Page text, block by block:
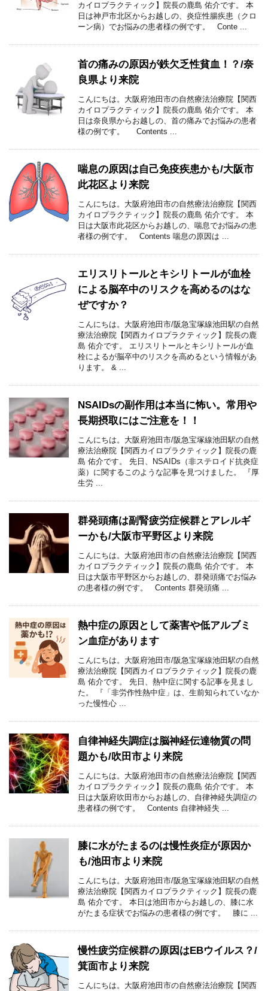
カイロプラクティック】院長の鹿島 佑介です。 本
日は神戸市北区からお越しの、炎症性腸疾患（クロ
ーン病）でお悩みの患者様の例です。 Conte ...
首の痛みの原因が鉄欠乏性貧血！？/奈
良県より来院
こんにちは。大阪府池田市の自然療法治療院【関西
カイロプラクティック】院長の鹿島 佑介です。 本
日は奈良県からお越しの、首の痛みでお悩みの患者
様の例です。 Contents ...
喘息の原因は自己免疫疾患かも/大阪市
此花区より来院
こんにちは。大阪府池田市の自然療法治療院【関西
カイロプラクティック】院長の鹿島 佑介です。 本
日は大阪市此花区からお越しの、喘息でお悩みの患
者様の例です。 Contents 喘息の原因は ...
エリスリトールとキシリトールが血栓
による脳卒中のリスクを高めるのはな
ぜですか？
こんにちは。大阪府池田市/阪急宝塚線池田駅の自然
療法治療院【関西カイロプラクティック】院長の鹿
島 佑介です。 エリスリトールとキシリトールが血
栓によるが脳卒中のリスクを高めるという情報があ
ります。 & ...
NSAIDsの副作用は本当に怖い。常用や
長期摂取にはご注意を！！
こんにちは。大阪府池田市/阪急宝塚線池田駅の自然
療法治療院【関西カイロプラクティック】院長の鹿
島 佑介です。 先日、NSAIDs（非ステロイド抗炎症
薬）に関するこのような記事を見つけました。 『厚
生労 ...
群発頭痛は副腎疲労症候群とアレルギ
ーかも/大阪市平野区より来院
こんにちは。大阪府池田市の自然療法治療院【関西
カイロプラクティック】院長の鹿島 佑介です。 本
日は大阪市平野区からお越しの、群発頭痛でお悩み
の患者様の例です。 Contents 群発頭痛 ...
熱中症の原因として薬害や低アルブミ
ン血症があります
こんにちは。大阪府池田市/阪急宝塚線池田駅の自然
療法治療院【関西カイロプラクティック】院長の鹿
島 佑介です。 先日、熱中症に関する記事を見まし
た。 『「非労作性熱中症」は、生前知られていなか
った慢性心 ...
自律神経失調症は脳神経伝達物質の問
題かも/吹田市より来院
こんにちは。大阪府池田市の自然療法治療院【関西
カイロプラクティック】院長の鹿島 佑介です。 本
日は大阪府吹田市からお越しの、自律神経失調症の
患者様の例です。 Contents 自律神経失 ...
膝に水がたまるのは慢性炎症が原因か
も/池田市より来院
こんにちは。大阪府池田市/阪急宝塚線池田駅の自然
療法治療院【関西カイロプラクティック】院長の鹿
島 佑介です。 本日は池田市からお越しの、膝に水
がたまる症状でお悩みの患者様の例です。 膝に ...
慢性疲労症候群の原因はEBウイルス？/
箕面市より来院
こんにちは。大阪府池田市の自然療法治療院【関西